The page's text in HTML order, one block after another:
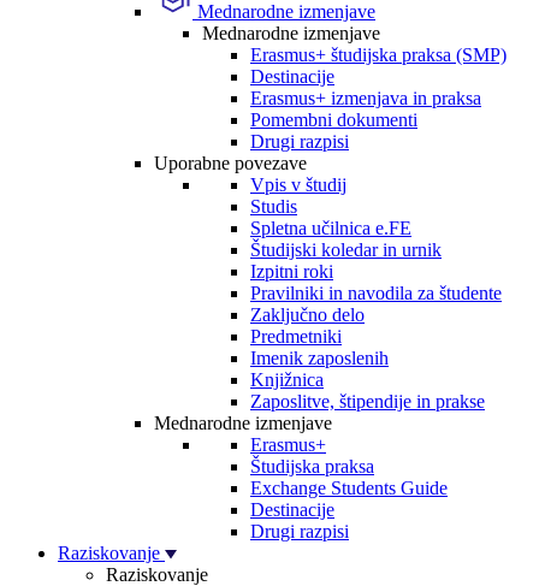
Mednarodne izmenjave
Mednarodne izmenjave
Erasmus+ študijska praksa (SMP)
Destinacije
Erasmus+ izmenjava in praksa
Pomembni dokumenti
Drugi razpisi
Uporabne povezave
Vpis v študij
Studis
Spletna učilnica e.FE
Študijski koledar in urnik
Izpitni roki
Pravilniki in navodila za študente
Zaključno delo
Predmetniki
Imenik zaposlenih
Knjižnica
Zaposlitve, štipendije in prakse
Mednarodne izmenjave
Erasmus+
Študijska praksa
Exchange Students Guide
Destinacije
Drugi razpisi
Raziskovanje
Raziskovanje